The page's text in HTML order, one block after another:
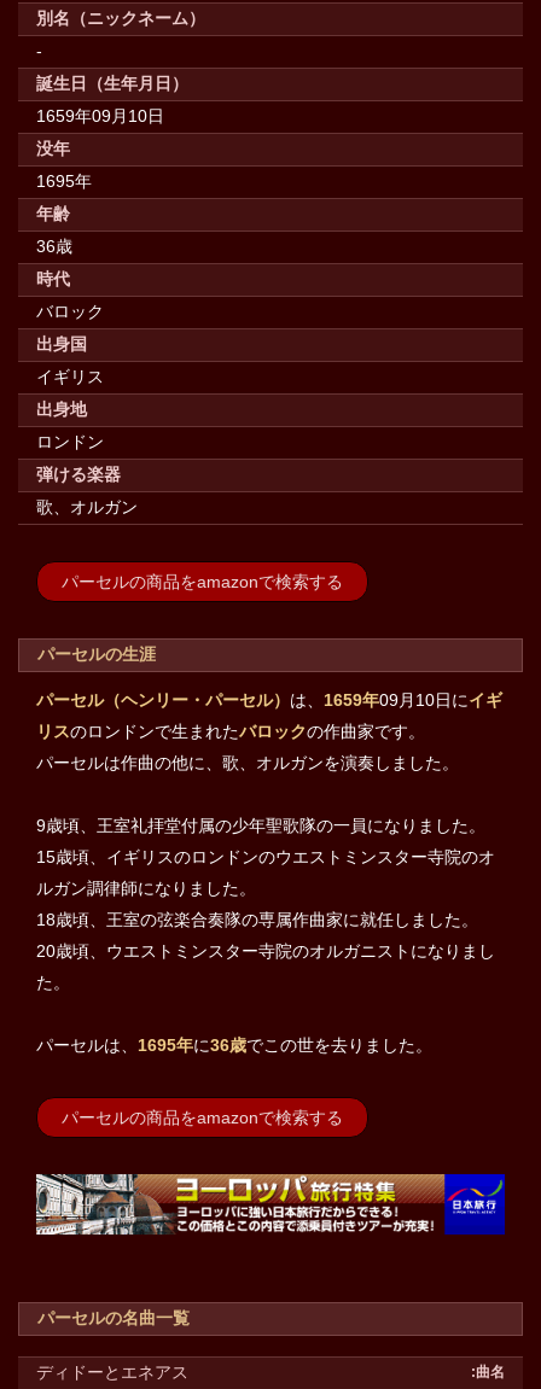
別名（ニックネーム）
-
誕生日（生年月日）
1659年09月10日
没年
1695年
年齢
36歳
時代
バロック
出身国
イギリス
出身地
ロンドン
弾ける楽器
歌、オルガン
パーセルの商品をamazonで検索する
パーセルの生涯
パーセル（ヘンリー・パーセル） は、 1659年09月10日にイギ
リスのロンドンで生まれたバロックの作曲家です。
パーセルは作曲の他に、歌、オルガンを演奏しました。
9歳頃、王室礼拝堂付属の少年聖歌隊の一員になりました。
15歳頃、イギリスのロンドンのウエストミンスター寺院のオ
ルガン調律師になりました。
18歳頃、王室の弦楽合奏隊の専属作曲家に就任しました。
20歳頃、ウエストミンスター寺院のオルガニストになりまし
た。
パーセルは、 1695年に36歳でこの世を去りました。
パーセルの商品をamazonで検索する
パーセルの名曲一覧
ディドーとエネアス